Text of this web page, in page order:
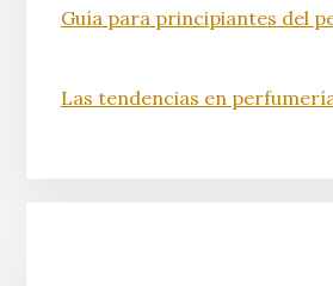
Guía para principiantes del
Las tendencias en